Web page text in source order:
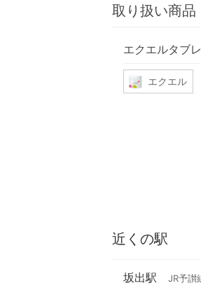
取り扱い商品
エクエルタブ
エクエル
近くの駅
坂出駅 JR予讃